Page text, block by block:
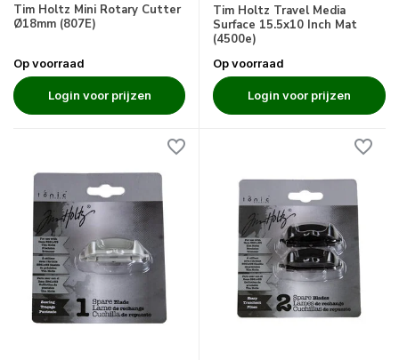
Tim Holtz Mini Rotary Cutter
Ø18mm (807E)
Op voorraad
Login voor prijzen
Tim Holtz Travel Media
Surface 15.5x10 Inch Mat
(4500e)
Op voorraad
Login voor prijzen